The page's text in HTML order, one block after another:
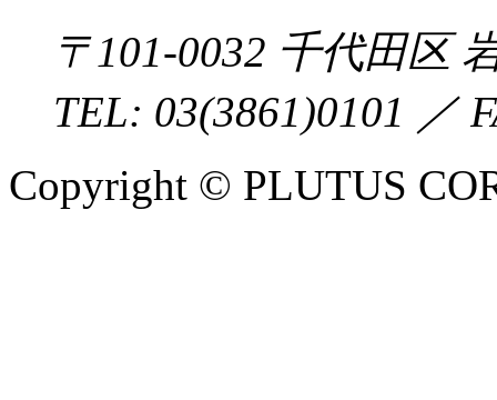
〒101-0032 千代田区
TEL: 03(3861)0101 ／
Copyright © PLUTUS